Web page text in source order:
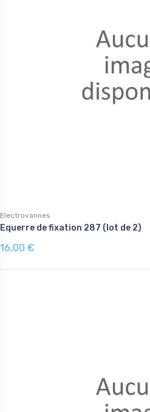
Electrovannes
Equerre de fixation 287 (lot de 2)
16,00 €